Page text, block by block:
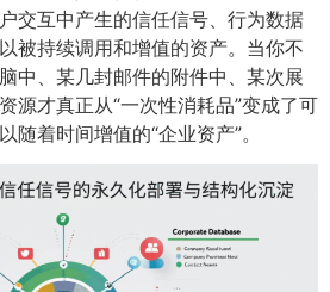
交互中产生的信任信号、行为数据
被持续调用和增值的资产。当你不
中、某几封邮件的附件中、某次展
源才真正从“一次性消耗品”变成了可
随着时间增值的“企业资产”。